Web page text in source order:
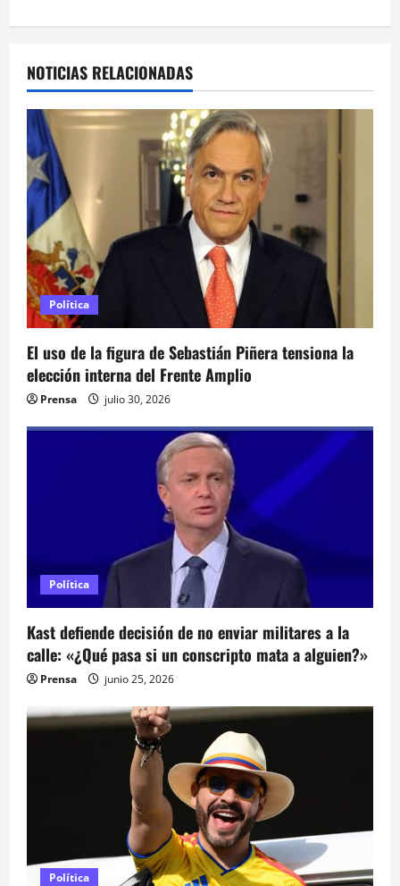
c
i
ó
n
d
e
e
n
t
r
s
NOTICIAS RELACIONADAS
Política
El uso de la figura de Sebastián Piñera tensiona la
elección interna del Frente Amplio
Prensa julio 30, 2026
Política
Kast defiende decisión de no enviar militares a la
calle: «¿Qué pasa si un conscripto mata a alguien?»
Prensa junio 25, 2026
Política